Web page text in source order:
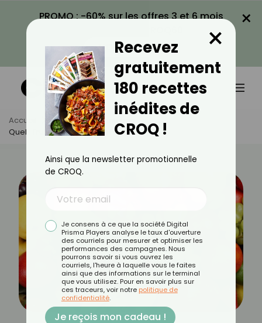
PROMO : -60% sur les offres 3 et 6 mois
VOIR LA PROMO
×
Accueil Actus
Alimentation
Quels Fruits Sont Riches En Potassium ?
Recevez
gratuitement
180 recettes
inédites de
CROQ !
×
Ainsi que la newsletter promotionnelle
de CROQ.
Je consens à ce que la société Digital
Prisma Players analyse le taux d'ouverture
des courriels pour mesurer et optimiser les
performances des campagnes. Nous
pourrons savoir si vous ouvrez les
courriels, l'heure à laquelle vous le faites
ainsi que des informations sur le terminal
que vous utilisez. Pour en savoir plus sur
ces traceurs, voir notre politique de
confidentialité.
Je reçois mon cadeau !